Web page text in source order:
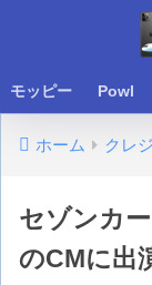
モッピー Powl
ホーム クレ
セゾンカ
のCMに出